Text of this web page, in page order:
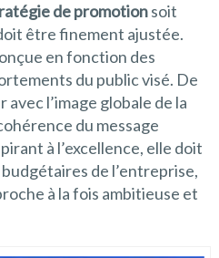
de promotionsoit
être finement ajustée.
en fonction des
du public visé. De
avec l’image globale de la
du message
à l’excellence, elle doit
de l’entreprise,
à la fois ambitieuse et